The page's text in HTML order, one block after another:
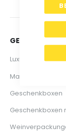
Luxus
Magnetboxen
Geschenkboxen
Geschenkboxen